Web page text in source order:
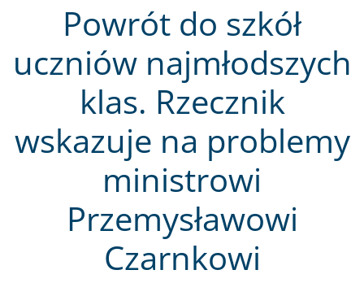
Powrót do szkół
uczniów najmłodszych
klas. Rzecznik
wskazuje na problemy
ministrowi
Przemysławowi
Czarnkowi